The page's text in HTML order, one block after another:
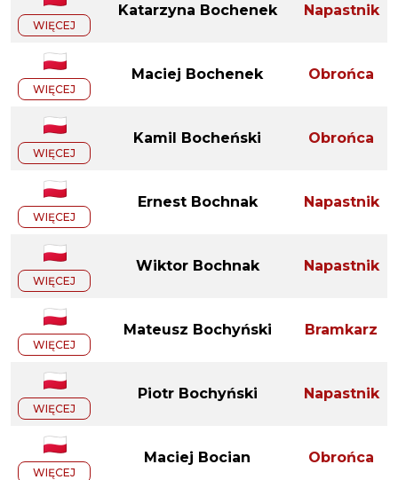
WIĘCEJ
Katarzyna Bochenek Napastnik
WIĘCEJ
Maciej Bochenek Obrońca
WIĘCEJ
Kamil Bocheński Obrońca
WIĘCEJ
Ernest Bochnak Napastnik
WIĘCEJ
Wiktor Bochnak Napastnik
WIĘCEJ
Mateusz Bochyński Bramkarz
WIĘCEJ
Piotr Bochyński Napastnik
WIĘCEJ
Maciej Bocian Obrońca